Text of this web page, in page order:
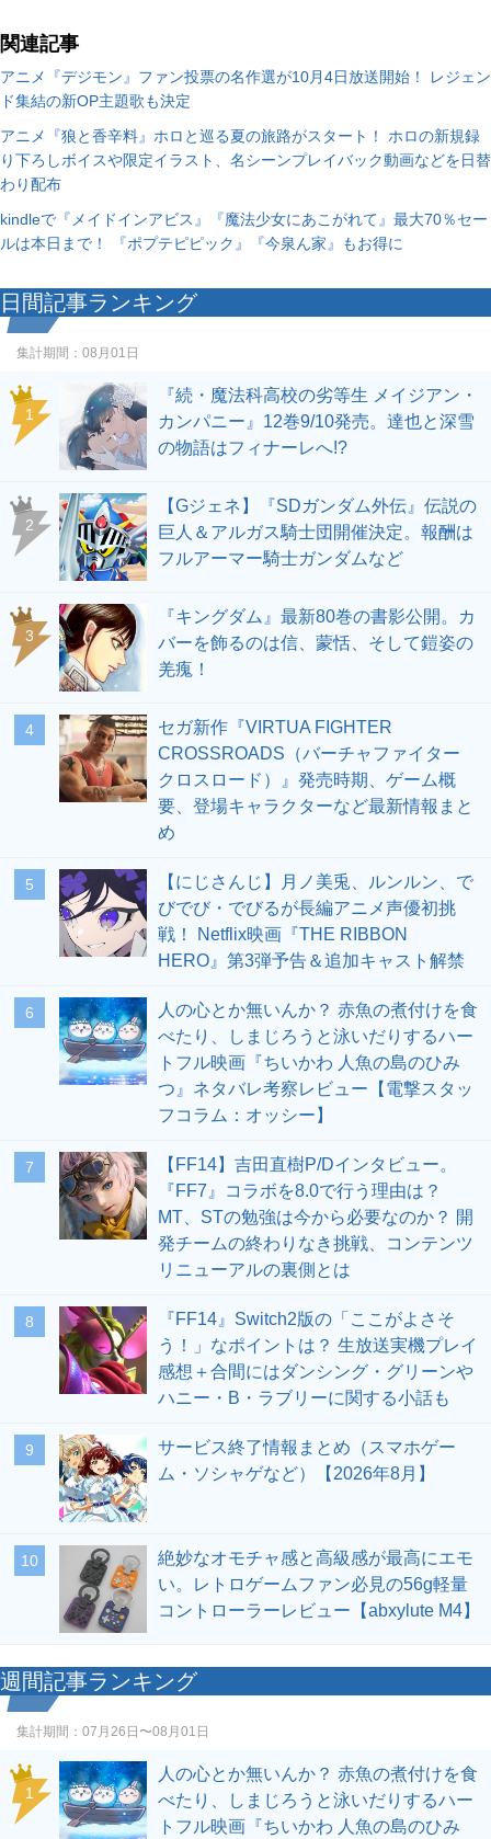
関連記事
アニメ『デジモン』ファン投票の名作選が10月4日放送開始！ レジェン
ド集結の新OP主題歌も決定
アニメ『狼と香辛料』ホロと巡る夏の旅路がスタート！ ホロの新規録
り下ろしボイスや限定イラスト、名シーンプレイバック動画などを日替
わり配布
kindleで『メイドインアビス』『魔法少女にあこがれて』最大70％セー
ルは本日まで！ 『ポプテピピック』『今泉ん家』もお得に
日間記事ランキング
集計期間： 08月01日
1
『続・魔法科高校の劣等生 メイジアン・
カンパニー』12巻9/10発売。達也と深雪
の物語はフィナーレへ!?
2
【Gジェネ】『SDガンダム外伝』伝説の
巨人＆アルガス騎士団開催決定。報酬は
フルアーマー騎士ガンダムなど
3
『キングダム』最新80巻の書影公開。カ
バーを飾るのは信、蒙恬、そして鎧姿の
羌瘣！
4
セガ新作『VIRTUA FIGHTER
CROSSROADS（バーチャファイター
クロスロード）』発売時期、ゲーム概
要、登場キャラクターなど最新情報まと
め
5
【にじさんじ】月ノ美兎、ルンルン、で
びでび・でびるが長編アニメ声優初挑
戦！ Netflix映画『THE RIBBON
HERO』第3弾予告＆追加キャスト解禁
6
人の心とか無いんか？ 赤魚の煮付けを食
べたり、しまじろうと泳いだりするハー
トフル映画『ちいかわ 人魚の島のひみ
つ』ネタバレ考察レビュー【電撃スタッ
フコラム：オッシー】
7
【FF14】吉田直樹P/Dインタビュー。
『FF7』コラボを8.0で行う理由は？
MT、STの勉強は今から必要なのか？ 開
発チームの終わりなき挑戦、コンテンツ
リニューアルの裏側とは
8
『FF14』Switch2版の「ここがよさそ
う！」なポイントは？ 生放送実機プレイ
感想＋合間にはダンシング・グリーンや
ハニー・B・ラブリーに関する小話も
9
サービス終了情報まとめ（スマホゲー
ム・ソシャゲなど）【2026年8月】
10
絶妙なオモチャ感と高級感が最高にエモ
い。レトロゲームファン必見の56g軽量
コントローラーレビュー【abxylute M4】
週間記事ランキング
集計期間： 07月26日〜08月01日
1
人の心とか無いんか？ 赤魚の煮付けを食
べたり、しまじろうと泳いだりするハー
トフル映画『ちいかわ 人魚の島のひみ